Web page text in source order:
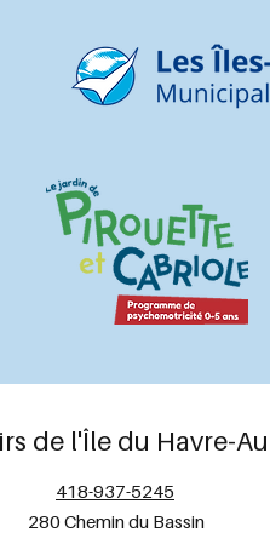
de l'Île du Havre-
418-937-5245
280 Chemin du Bassin